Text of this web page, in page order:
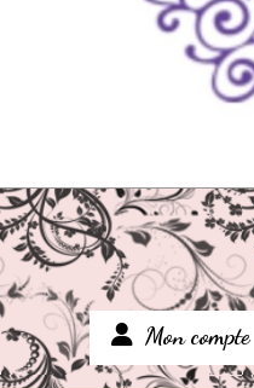
Mon compte